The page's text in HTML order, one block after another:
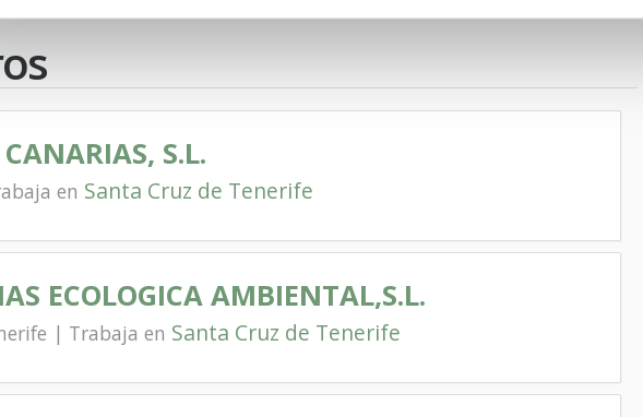
S.L.
en Santa Cruz de Tenerife
ECOLOGICA AMBIENTAL,S.L.
| Trabaja en Santa Cruz de Tenerife